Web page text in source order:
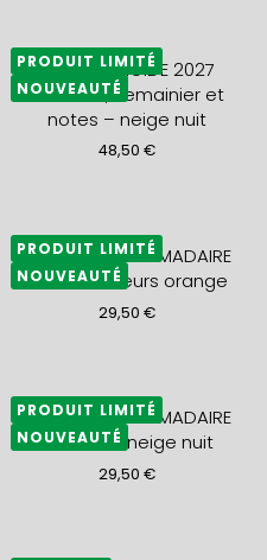
AGENDA RIGIDE 2027
mensuel, semainier et
notes – neige nuit
48,50€
PRODUIT LIMITÉ
NOUVEAUTÉ
AGENDA HEBDOMADAIRE
2027 A5+ fleurs orange
29,50€
PRODUIT LIMITÉ
NOUVEAUTÉ
AGENDA HEBDOMADAIRE
2027 A5+ neige nuit
29,50€
PRODUIT LIMITÉ
NOUVEAUTÉ